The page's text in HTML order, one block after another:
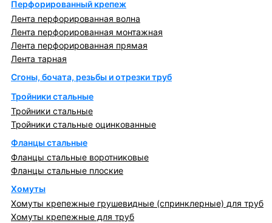
Перфорированный крепеж
Лента перфорированная волна
Лента перфорированная монтажная
Лента перфорированная прямая
Лента тарная
Сгоны, бочата, резьбы и отрезки труб
Тройники стальные
Тройники стальные
Тройники стальные оцинкованные
Фланцы стальные
Фланцы стальные воротниковые
Фланцы стальные плоские
Хомуты
Хомуты крепежные грушевидные (спринклерные) для труб
Хомуты крепежные для труб